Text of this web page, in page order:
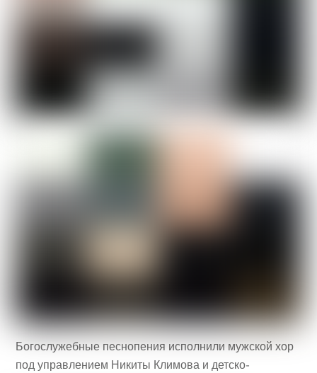
Богослужебные песнопения исполнили мужской хор
под управлением Никиты Климова и детско-